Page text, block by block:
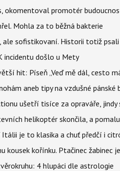
okomentoval promotér
Mohla za to běžná bakterie
ale sofistikovaní. Historii totiž
incidentu došlo u Mety
hit: Píseň „Veď mě dál, cesto
aneb tipy na vzdušné pánské
ušetří tisíce za opraváře,
helikoptér skončila, a
Itálii je to klasika a chuť předčí i
kousek kořínku. Ptačinec žabinec
4 hlupáci dle astrologie